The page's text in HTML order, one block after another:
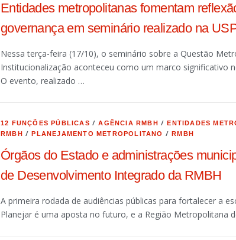
Entidades metropolitanas fomentam
governança em seminário realizado na
Nessa terça-feira (17/10), o seminário sobre a Questão
Institucionalização aconteceu como um marco significativo
O evento, realizado …
12 FUNÇÕES PÚBLICAS /AGÊNCIA RMBH /ENTIDADES
RMBH /PLANEJAMENTO METROPOLITANO /RMBH
Órgãos do Estado e administrações
de Desenvolvimento Integrado da RMBH
A primeira rodada de audiências públicas para fortalecer a
Planejar é uma aposta no futuro, e a Região Metropolitana